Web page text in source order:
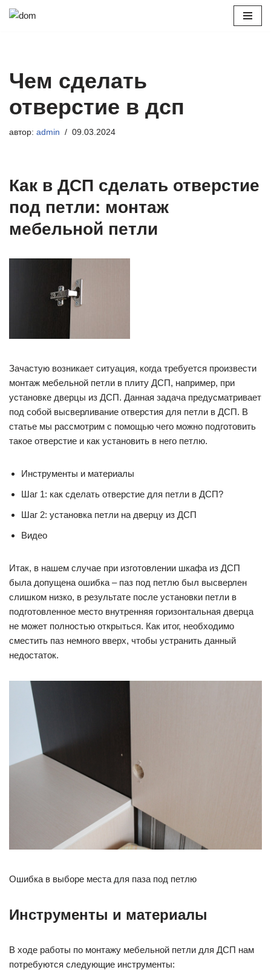
Чем сделать
отверстие в дсп
автор: admin 09.03.2024
Как в ДСП сделать отверстие
под петли: монтаж
мебельной петли
Зачастую возникает ситуация, когда требуется произвести
монтаж мебельной петли в плиту ДСП, например, при
установке дверцы из ДСП. Данная задача предусматривает
под собой высверливание отверстия для петли в ДСП. В
статье мы рассмотрим с помощью чего можно подготовить
такое отверстие и как установить в него петлю.
Инструменты и материалы
Шаг 1: как сделать отверстие для петли в ДСП?
Шаг 2: установка петли на дверцу из ДСП
Видео
Итак, в нашем случае при изготовлении шкафа из ДСП
была допущена ошибка – паз под петлю был высверлен
слишком низко, в результате после установки петли в
подготовленное место внутренняя горизонтальная дверца
не может полностью открыться. Как итог, необходимо
сместить паз немного вверх, чтобы устранить данный
недостаток.
Ошибка в выборе места для паза под петлю
Инструменты и материалы
В ходе работы по монтажу мебельной петли для ДСП нам
потребуются следующие инструменты: